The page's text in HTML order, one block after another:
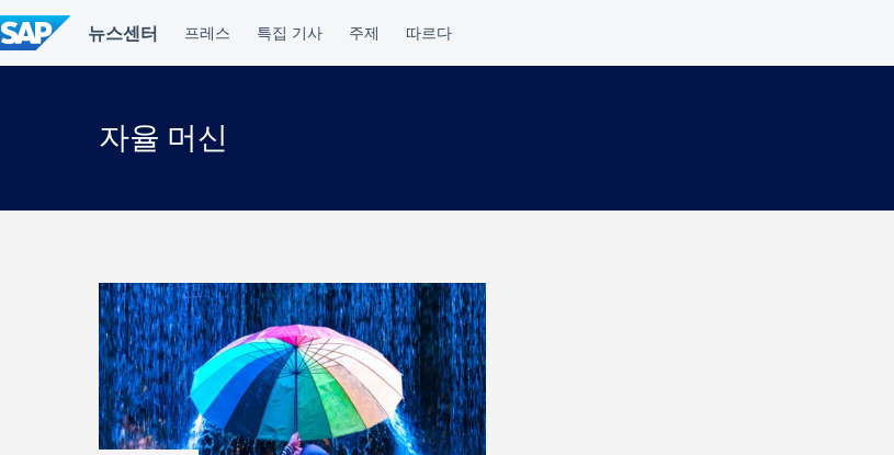
텐
츠
건
자율 머신